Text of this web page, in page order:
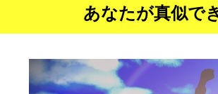
あなたが真似で